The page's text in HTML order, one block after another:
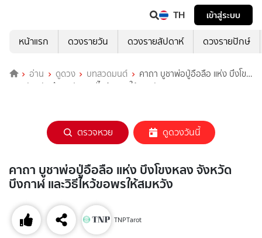
TH
เข้าสู่ระบบ
หน้าแรก
ดวงรายวัน ดวงรายสัปดาห์ ดวงรายปักษ์
อ่าน ดูดวง บทสวดมนต์
คาถา บูชาพ่อปู่อือลือ แห่ง บึงโขง
หลง จังหวัดบึงกาฬ และวิธีไหว้ขอพรให้สมหวัง
ตรวจหวย ดูดวงวันนี้
คาถา บูชาพ่อปู่อือลือ แห่ง บึงโขงหลง จังหวัด
บึงกาฬ และวิธีไหว้ขอพรให้สมหวัง
TNPTarot